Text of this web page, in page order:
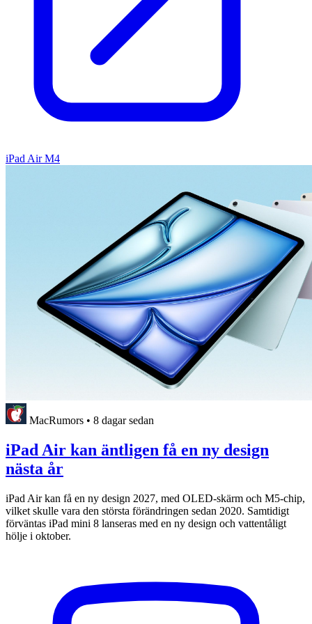
iPad Air M4
MacRumors • 8 dagar sedan
iPad Air kan äntligen få en ny design
nästa år
iPad Air kan få en ny design 2027, med OLED-skärm och M5-chip,
vilket skulle vara den största förändringen sedan 2020. Samtidigt
förväntas iPad mini 8 lanseras med en ny design och vattentåligt
hölje i oktober.